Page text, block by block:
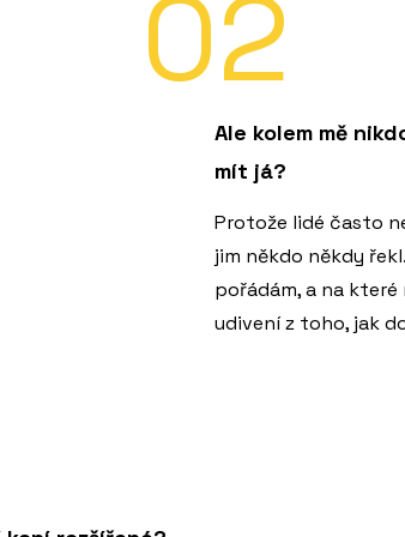
02
Ale kolem mě
mít já?
Protože lidé často
jim někdo někdy
pořádám, a na
udivení z toho, jak